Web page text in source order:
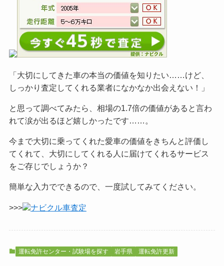
「大切にしてきた車の本当の価値を知りたい……けど、
しっかり査定してくれる業者になかなか出会えない！」
と思って調べてみたら、相場の1.7倍の価値があると言わ
れて涙が出るほど嬉しかったです……。
今まで大切に乗ってくれた愛車の価値をきちんと評価し
てくれて、大切にしてくれる人に届けてくれるサービス
をご存じでしょうか？
簡単な入力でできるので、一度試してみてください。
>>> ナビクル車査定
運転免許センター・試験場を探す 岩手県 運転免許更新